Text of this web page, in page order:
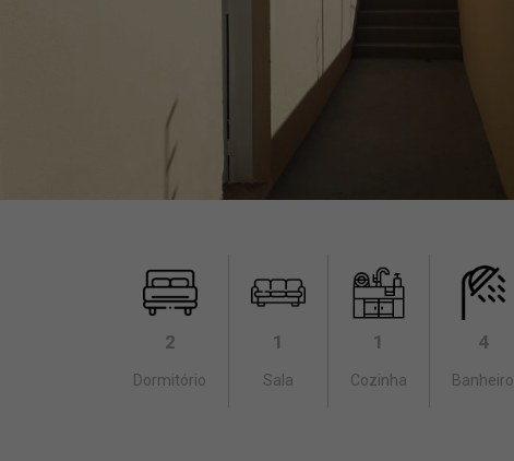
2
Dormitório
1
Sala
1
Cozinha
4
Banheiro